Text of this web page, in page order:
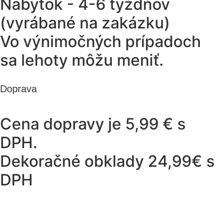
Nábytok - 4-6 týždňov
(vyrábané na zakázku)
Vo výnimočných prípadoch
sa lehoty môžu meniť.
Doprava
Cena dopravy je 5,99 € s
DPH.
Dekoračné obklady 24,99€ s
DPH